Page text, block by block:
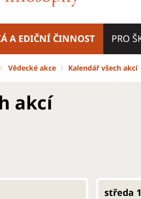
A EDIČNÍ ČINNOST PRO
Vědecké akce Kalendář všech akcí
akcí
středa